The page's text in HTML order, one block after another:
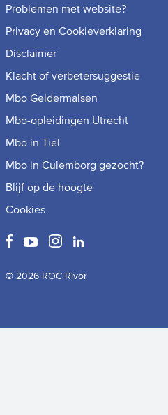
Problemen met website?
Privacy en Cookieverklaring
Disclaimer
Klacht of verbetersuggestie
Mbo Geldermalsen
Mbo-opleidingen Utrecht
Mbo in Tiel
Mbo in Culemborg gezocht?
Blijf op de hoogte
Cookies
© 2026 ROC Rivor